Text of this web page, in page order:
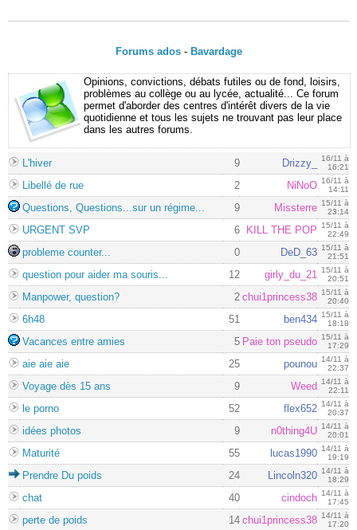
Forums ados- Bavardage
Opinions, convictions, débats futiles ou de fond, loisirs,
problèmes au collège ou au lycée, actualité... Ce forum
permet d'aborder des centres d'intérêt divers de la vie
quotidienne et tous les sujets ne trouvant pas leur place
dans les autres forums.
L'hiver 9 Drizzy_
16/11 à
16:21
Libellé de rue 2 NiNoO 16/11 à
14:11
Questions, Questions...sur un régime... 9 Missterre 15/11 à
23:14
URGENT SVP 6 KILL THE POP 15/11 à
22:49
probleme counter... 0 DeD_63 15/11 à
21:51
question pour aider ma souris... 12 girly_du_21 15/11 à
20:51
Manpower, question? 2 chui1princess38 15/11 à
20:40
6h48 51 ben434 15/11 à
18:18
Vacances entre amies 5 Paie ton pseudo 15/11 à
17:29
aie aie aie 25 pounou 14/11 à
22:37
Voyage dès 15 ans 9 Weed 14/11 à
22:11
le porno 52 flex652 14/11 à
20:37
idées photos 9 n0thing4U 14/11 à
20:01
Maturité 55 lucas1990 14/11 à
19:19
Prendre Du poids 24 Lincoln320 14/11 à
18:29
chat 40 cindoch 14/11 à
17:45
perte de poids 14 chui1princess38 14/11 à
17:20